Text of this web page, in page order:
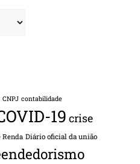
CNPJ contabilidade
19 crise
Renda Diário oficial da união